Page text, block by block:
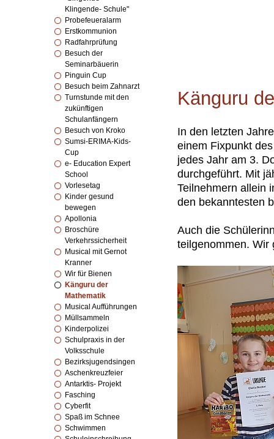
Klingende- Schule"
Probefeueralarm
Erstkommunion
Radfahrprüfung
Besuch der
Seminarbäuerin
Pinguin Cup
Besuch beim Zahnarzt
Turnstunde mit den
zukünftigen
Schulanfängern
Besuch von Kroko
Sumsi-ERIMA-Kids-
Cup
e- Education Expert
School
Vorlesetag
Kinder gesund
bewegen
Apollonia
Broschüre
Verkehrssicherheit
Musical mit Gernot
Kranner
Wir für Bienen
Känguru der
Mathematik
Musical Aufführungen
Müllsammeln
Kinderpolizei
Schulpraxis in der
Volksschule
Bezirksjugendsingen
Aschenkreuzfeier
Antarktis- Projekt
Fasching
Cyberfit
Spaß im Schnee
Schwimmen
Känguru
In den letzten
einem Fixpunkt
jedes Jahr am 3.
durchgeführt. Mit
Teilnehmern allein
den bekanntesten
Auch die
teilgenommen. Wir